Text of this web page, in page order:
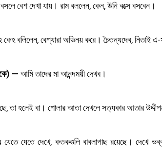
বেশ দেখা যায়। রাম বললেন, কেন, উনি বক্সে বসবেন।
কেহ বলিলেন, বেশ্যারা অভিনয় করে। চৈতন্যদেব, নিতাই
— আমি তাদের মা আনন্দময়ী দেখব।
তা হলেই বা। শোলার আতা দেখলে সত্যকার আতার
যেতে দেখে, কতকগুলি বাবলাগাছ রয়েছে। দেখে